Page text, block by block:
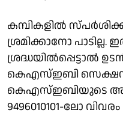
കമ്പികളില്‍
ശ്രമിക്കാനോ
ശ്രദ്ധയില്‍പ്പെട്ടാല്‍
കെഎസ്ഇബി
കെഎസ്ഇബിയുടെ
9496010101-ലോ